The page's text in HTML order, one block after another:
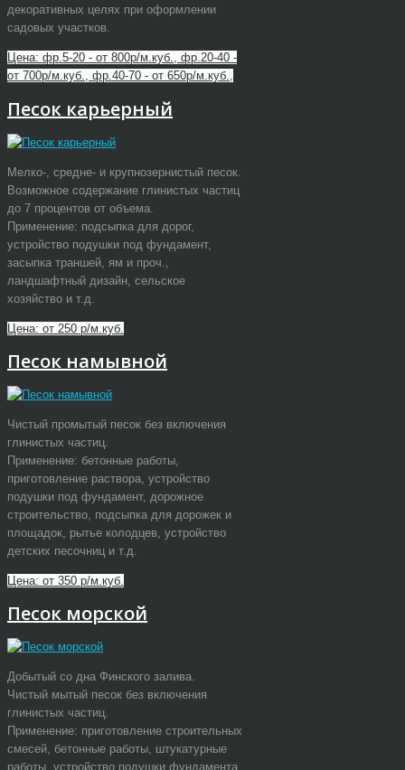
декоративных целях при оформлении
садовых участков.
Цена: фр.5-20 - от 800р/м.куб., фр.20-40 -
от 700р/м.куб., фр.40-70 - от 650р/м.куб.,
Песок карьерный
Мелко-, средне- и крупнозернистый песок.
Возможное содержание глинистых частиц
до 7 процентов от объема.
Применение: подсыпка для дорог,
устройство подушки под фундамент,
засыпка траншей, ям и проч.,
ландшафтный дизайн, сельское
хозяйство и т.д.
Цена: от 250 р/м.куб.
Песок намывной
Чистый промытый песок без включения
глинистых частиц.
Применение: бетонные работы,
приготовление раствора, устройство
подушки под фундамент, дорожное
строительство, подсыпка для дорожек и
площадок, рытье колодцев, устройство
детских песочниц и т.д.
Цена: от 350 р/м.куб.
Песок морской
Добытый со дна Финского залива.
Чистый мытый песок без включения
глинистых частиц.
Применение: приготовление строительных
смесей, бетонные работы, штукатурные
работы, устройство подушки фундамента,